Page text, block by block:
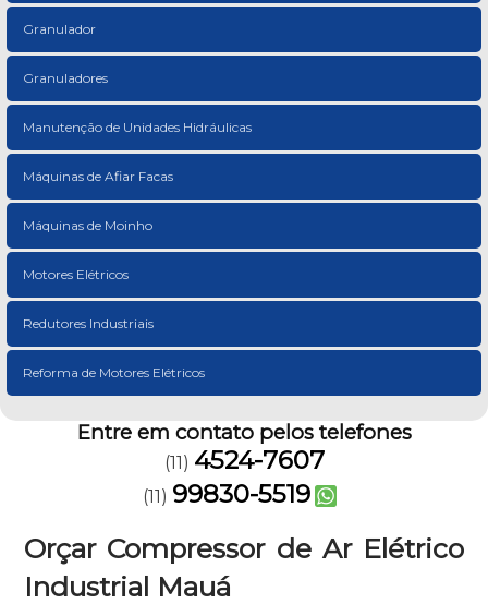
Granulador
Granuladores
Manutenção de Unidades Hidráulicas
Máquinas de Afiar Facas
Máquinas de Moinho
Motores Elétricos
Redutores Industriais
Reforma de Motores Elétricos
Entre em contato pelos telefones
(11) 4524-7607
(11) 99830-5519
Orçar Compressor de Ar Elétrico
Industrial Mauá